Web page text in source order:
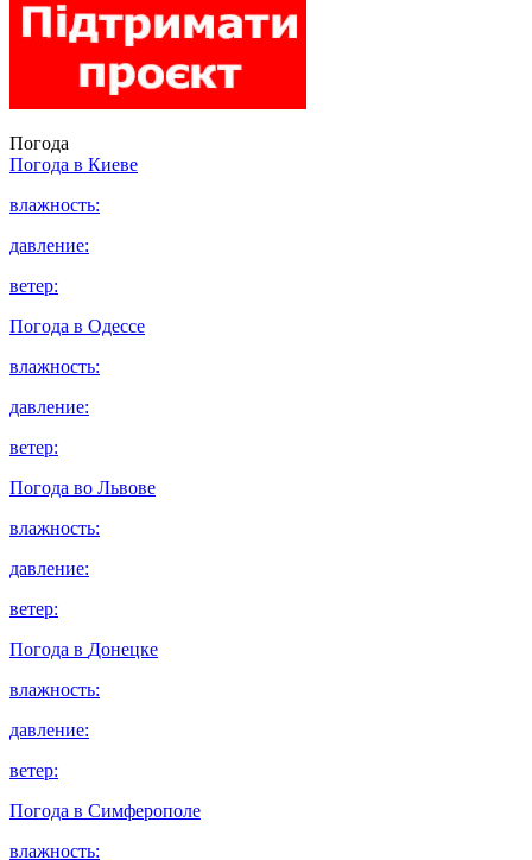
Погода
Погода в Киеве
влажность:
давление:
ветер:
Погода в Одессе
влажность:
давление:
ветер:
Погода во Львове
влажность:
давление:
ветер:
Погода в Донецке
влажность:
давление:
ветер:
Погода в Симферополе
влажность: